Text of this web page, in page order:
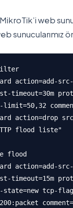
web
sunucularımız
action=add-
timeout=30m
limit=50,32
action=drop
flood liste"
flood
action=add-
timeout=15m
state=new tcp-